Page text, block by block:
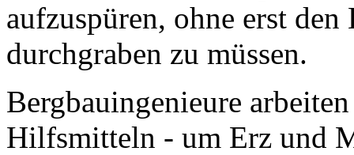
aufzuspüren, ohne erst
durchgraben zu müssen.
Bergbauingenieure
Hilfsmitteln - um Erz und